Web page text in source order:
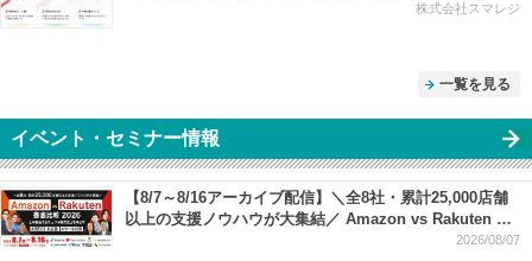
株式会社スマレジ
一覧を見る
イベント・セミナー情報
【8/7～8/16アーカイブ配信】＼全8社・累計25,000店舗
以上の支援ノウハウが大集結／ Amazon vs Rakuten 徹
底比較 2026 ー 上半期振り返り＆下半期で売上を伸ばす
2026/08/07